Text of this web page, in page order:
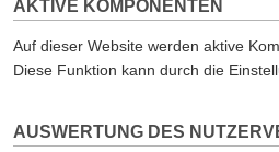
AKTIVE KOMPONENTEN
Auf dieser Website werden aktive
Diese Funktion kann durch die
AUSWERTUNG DES